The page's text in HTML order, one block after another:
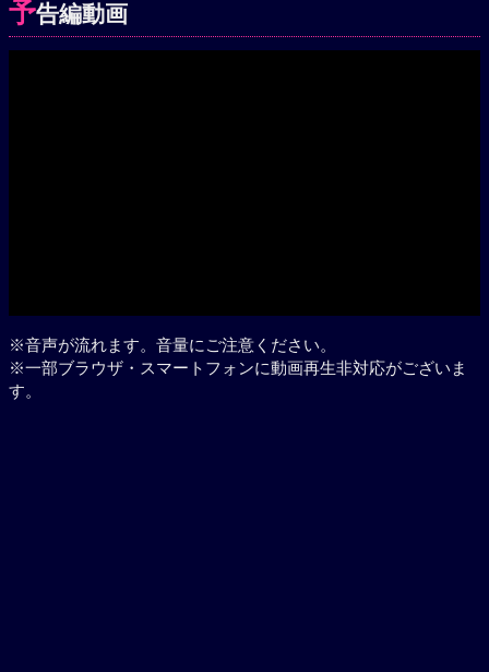
予告編動画
※音声が流れます。音量にご注意ください。
※一部ブラウザ・スマートフォンに動画再生非対応がございま
す。